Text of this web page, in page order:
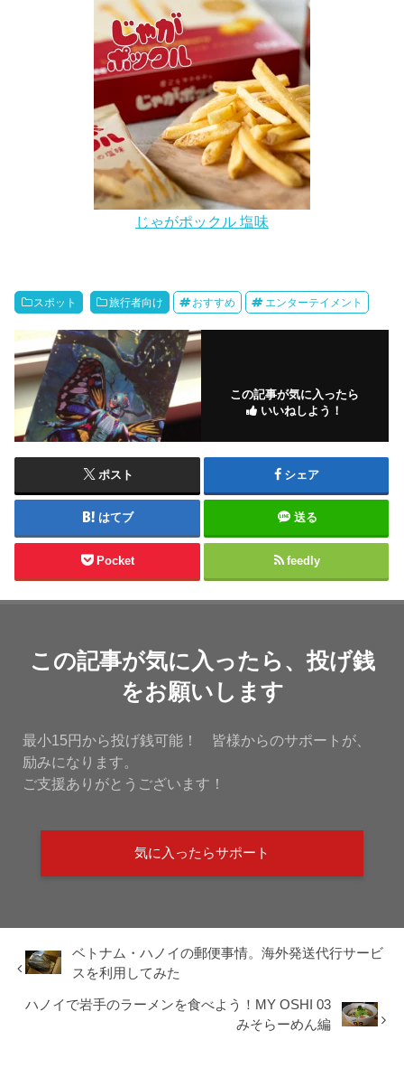
じゃがポックル 塩味
スポット 旅行者向け おすすめ エンターテイメント
この記事が気に入ったら
いいねしよう！
ポスト シェア
はてブ 送る
Pocket feedly
この記事が気に入ったら、投げ銭
をお願いします
最小15円から投げ銭可能！ 皆様からのサポートが、
励みになります。
ご支援ありがとうございます！
気に入ったらサポート
ベトナム・ハノイの郵便事情。海外発送代行サービ
スを利用してみた
ハノイで岩手のラーメンを食べよう！MY OSHI 03
みそらーめん編